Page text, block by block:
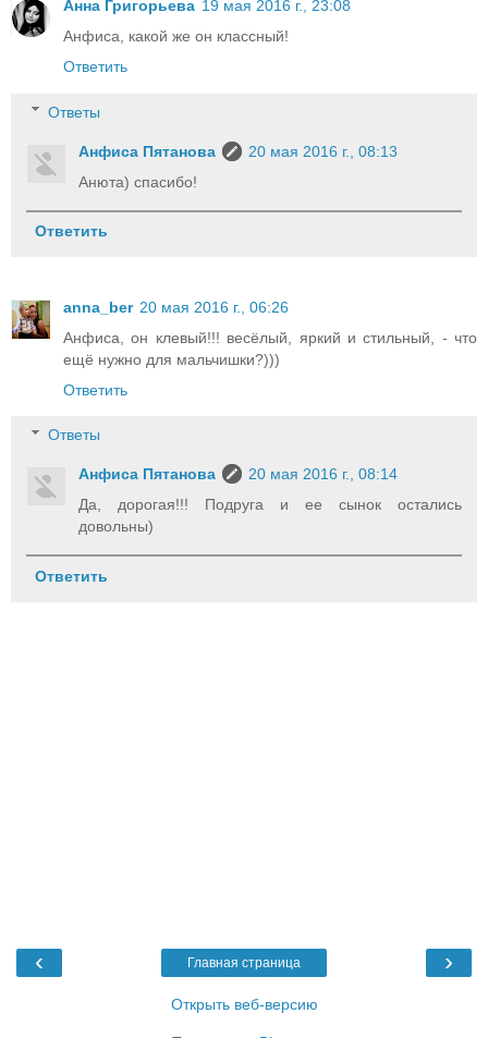
Анна Григорьева 19 мая 2016 г., 23:08
Анфиса, какой же он классный!
Ответить
Ответы
Анфиса Пятанова
20 мая 2016 г., 08:13
Анюта) спасибо!
Ответить
anna_ber 20 мая 2016 г., 06:26
Анфиса, он клевый!!! весёлый, яркий и стильный, - что
ещё нужно для мальчишки?)))
Ответить
Ответы
Анфиса Пятанова
20 мая 2016 г., 08:14
Да, дорогая!!! Подруга и ее сынок остались
довольны)
Ответить
‹ ›
Главная страница
Открыть веб-версию